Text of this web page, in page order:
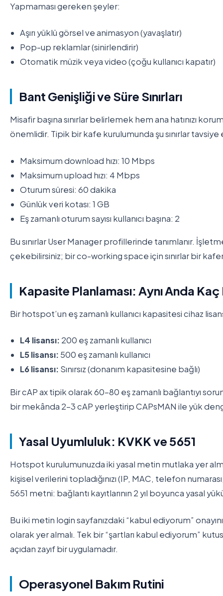
Yapmaması gereken şeyler:
Aşırı yüklü görsel ve animasyon (yavaşlatır)
Pop-up reklamlar (sinirlendirir)
Otomatik müzik veya video (çoğu kullanıcı kapatır)
Bant Genişliği ve Süre Sınırları
Misafir başına sınırlar belirlemek hem ana hatınızı
önemlidir. Tipik bir kafe kurulumunda şu sınırlar tavsiye
Maksimum download hızı: 10 Mbps
Maksimum upload hızı: 4 Mbps
Oturum süresi: 60 dakika
Günlük veri kotası: 1 GB
Eş zamanlı oturum sayısı kullanıcı başına: 2
Bu sınırlar User Manager profillerinde tanımlanır.
çekebilirsiniz; bir co-working space için sınırlar bir
Kapasite Planlaması: Aynı Anda Kaç
Bir hotspot’un eş zamanlı kullanıcı kapasitesi cihaz
L4 lisansı: 200 eş zamanlı kullanıcı
L5 lisansı: 500 eş zamanlı kullanıcı
L6 lisansı: Sınırsız (donanım kapasitesine bağlı)
Bir cAP ax tipik olarak 60-80 eş zamanlı bağlantıyı
bir mekânda 2-3 cAP yerleştirip CAPsMAN ile yük
Yasal Uyumluluk: KVKK ve 5651
Hotspot kurulumunuzda iki yasal metin mutlaka yer
kişisel verilerini topladığınızı (IP, MAC, telefon
5651 metni: bağlantı kayıtlarının 2 yıl boyunca yasal
Bu iki metin login sayfanızdaki “kabul ediyorum”
olarak yer almalı. Tek bir “şartları kabul ediyorum”
açıdan zayıf bir uygulamadır.
Operasyonel Bakım Rutini